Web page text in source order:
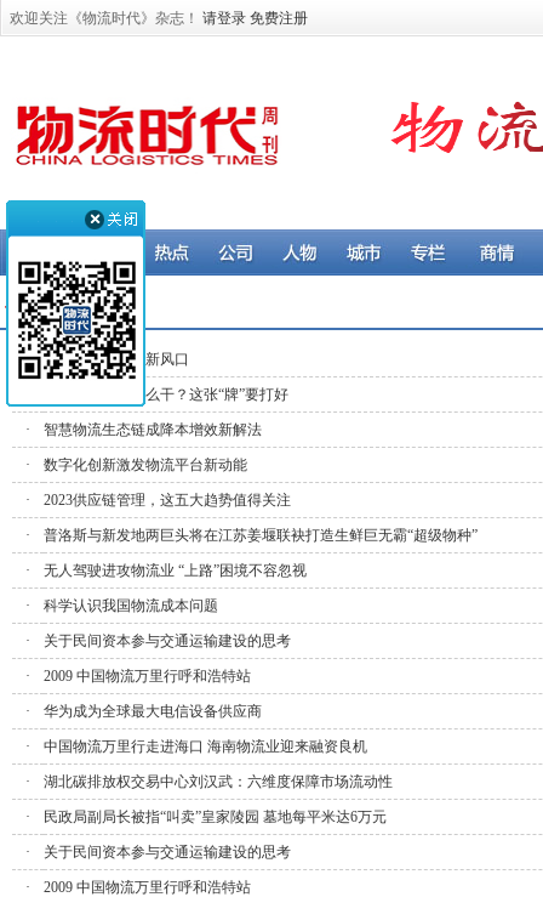
欢迎关注《物流时代》杂志！ 请登录 免费注册
专栏 > 专家视点
· 农村物流，站上新风口
2024冷链物流怎么干？这张“牌”要打好
· 智慧物流生态链成降本增效新解法
· 数字化创新激发物流平台新动能
· 2023供应链管理，这五大趋势值得关注
· 普洛斯与新发地两巨头将在江苏姜堰联袂打造生鲜巨无霸“超级物种”
· 无人驾驶进攻物流业 “上路”困境不容忽视
· 科学认识我国物流成本问题
· 关于民间资本参与交通运输建设的思考
· 2009 中国物流万里行呼和浩特站
· 华为成为全球最大电信设备供应商
· 中国物流万里行走进海口 海南物流业迎来融资良机
· 湖北碳排放权交易中心刘汉武：六维度保障市场流动性
· 民政局副局长被指“叫卖”皇家陵园 墓地每平米达6万元
· 关于民间资本参与交通运输建设的思考
· 2009 中国物流万里行呼和浩特站